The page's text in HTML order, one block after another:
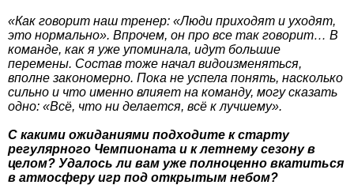
«Как говорит наш тренер: «Люди приходят и уходят,
это нормально». Впрочем, он про все так говорит… В
команде, как я уже упоминала, идут большие
перемены. Состав тоже начал видоизменяться,
вполне закономерно. Пока не успела понять, насколько
сильно и что именно влияет на команду, могу сказать
одно: «Всё, что ни делается, всё к лучшему».
С какими ожиданиями подходите к старту
регулярного Чемпионата и к летнему сезону в
целом? Удалось ли вам уже полноценно вкатиться
в атмосферу игр под открытым небом?